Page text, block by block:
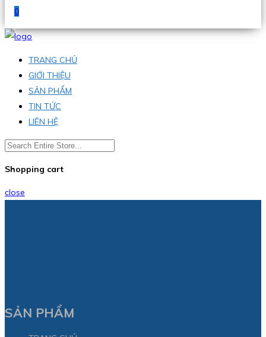
0
TRANG CHỦ
GIỚI THIỆU
SẢN PHẨM
TIN TỨC
LIÊN HỆ
Shopping cart
close
SẢN PHẨM